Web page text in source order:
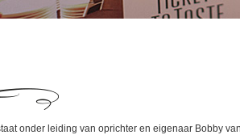
onder leiding van oprichter en eigenaar Bobby